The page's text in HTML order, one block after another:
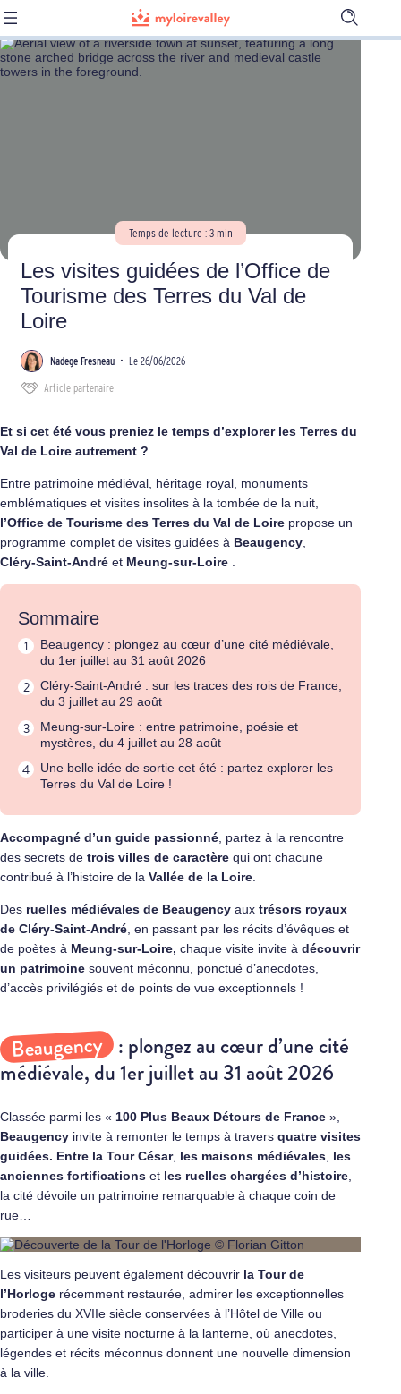
Ouvrir
la
Temps de lecture : 3 min
Les visites guidées de l’Office de
Tourisme des Terres du Val de
Loire
Nadege Fresneau • Le 26/06/2026
Article partenaire
Et si cet été vous preniez le temps d’explorer les Terres du
Val de Loire autrement ?
Entre patrimoine médiéval, héritage royal, monuments
emblématiques et visites insolites à la tombée de la nuit,
l’Office de Tourisme des Terres du Val de Loire propose un
programme complet de visites guidées à Beaugency
Cléry‑Saint‑André et Meung‑sur‑Loire
Sommaire
Beaugency : plongez au cœur d’une cité médiévale,
du 1er juillet au 31 août 2026
Cléry-Saint-André : sur les traces des rois de France,
du 3 juillet au 29 août
Meung-sur-Loire : entre patrimoine, poésie et
mystères, du 4 juillet au 28 août
Une belle idée de sortie cet été : partez explorer les
Terres du Val de Loire !
Accompagné d’un guide passionné , partez à la rencontre
des secrets de trois villes de caractère qui ont chacune
contribué à l’histoire de la Vallée de la Loire
Des ruelles médiévales de Beaugency aux trésors royaux
de Cléry-Saint-André , en passant par les récits d’évêques et
de poètes à Meung-sur-Loire, chaque visite invite à découvrir
un patrimoine souvent méconnu, ponctué d’anecdotes,
d’accès privilégiés et de points de vue exceptionnels !
Beaugency : plongez au cœur d’une cité
médiévale, du 1er juillet au 31 août 2026
Classée parmi les « 100 Plus Beaux Détours de France »,
Beaugency invite à remonter le temps à travers quatre visites
guidées. Entre la Tour César, les maisons médiévales, les
anciennes fortifications et les ruelles chargées d’histoire,
la cité dévoile un patrimoine remarquable à chaque coin de
rue…
Les visiteurs peuvent également découvrir la Tour de
l’Horloge récemment restaurée, admirer les exceptionnelles
broderies du XVIIe siècle conservées à l’Hôtel de Ville ou
participer à une visite nocturne à la lanterne, où anecdotes,
légendes et récits méconnus donnent une nouvelle dimension
à la ville.